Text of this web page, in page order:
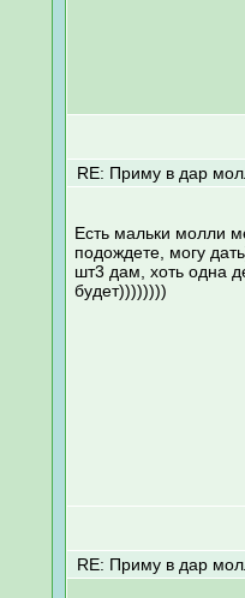
RE: Приму в дар
Есть мальки молли
подождете, могу
шт3 дам, хоть одна
будет))))))))
RE: Приму в дар